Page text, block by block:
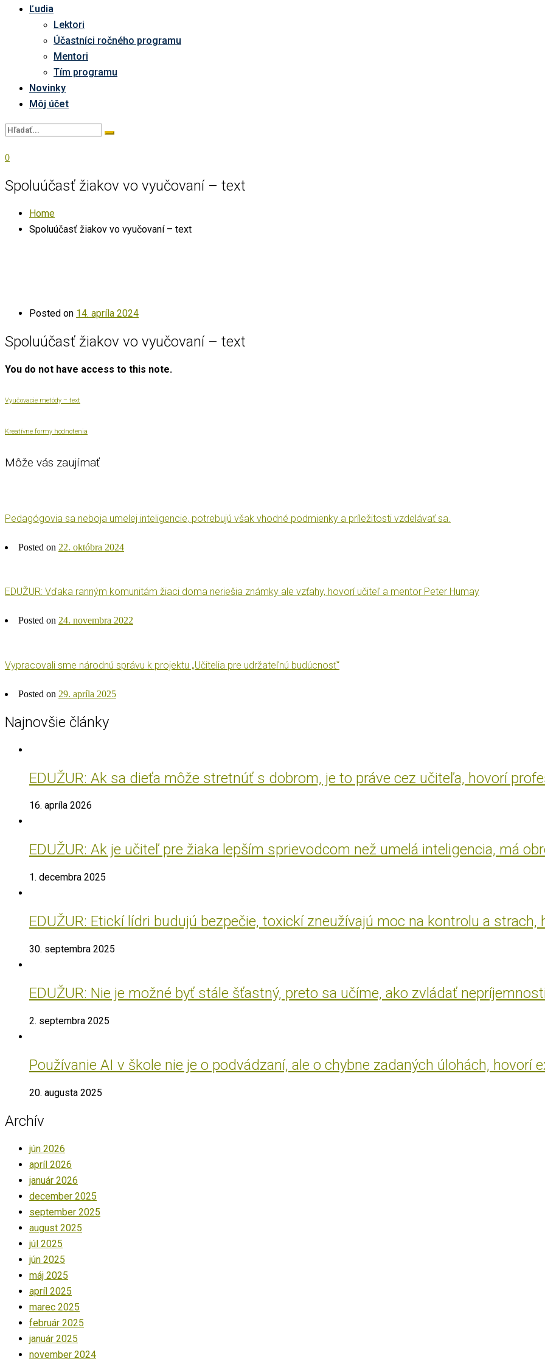
Ľudia
Lektori
Účastníci ročného programu
Mentori
Tím programu
Novinky
Môj účet
0
Spoluúčasť žiakov vo vyučovaní – text
Home
Spoluúčasť žiakov vo vyučovaní – text
Posted on 14. apríla 2024
Spoluúčasť žiakov vo vyučovaní – text
You do not have access to this note.
Vyučovacie metódy – text
Kreatívne formy hodnotenia
Môže vás zaujímať
Pedagógovia sa neboja umelej inteligencie, potrebujú však vhodné podmienky a príležitosti vzdelávať sa.
Posted on 22. októbra 2024
EDUŽUR: Vďaka ranným komunitám žiaci doma neriešia známky ale vzťahy, hovorí učiteľ a mentor Peter Humay
Posted on 24. novembra 2022
Vypracovali sme národnú správu k projektu „Učitelia pre udržateľnú budúcnosť“
Posted on 29. apríla 2025
Najnovšie články
EDUŽUR: Ak sa dieťa môže stretnúť s dobrom, je to práve cez učiteľa, hovorí
16. apríla 2026
EDUŽUR: Ak je učiteľ pre žiaka lepším sprievodcom než umelá inteligencia, má
1. decembra 2025
EDUŽUR: Etickí lídri budujú bezpečie, toxickí zneužívajú moc na kontrolu a strach,
30. septembra 2025
EDUŽUR: Nie je možné byť stále šťastný, preto sa učíme, ako zvládať
2. septembra 2025
Používanie AI v škole nie je o podvádzaní, ale o chybne zadaných úlohách, hovorí
20. augusta 2025
Archív
jún 2026
apríl 2026
január 2026
december 2025
september 2025
august 2025
júl 2025
jún 2025
máj 2025
apríl 2025
marec 2025
február 2025
január 2025
november 2024